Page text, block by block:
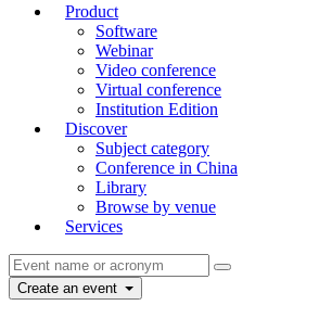
Product
Software
Webinar
Video conference
Virtual conference
Institution Edition
Discover
Subject category
Conference in China
Library
Browse by venue
Services
Create an event